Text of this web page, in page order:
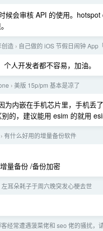
候会审核 API 的使用。
创造 › 自己做的 iOS 节假日闹钟 App
人开发者都不容易，加油。
› 美版 15p/pm 基本是凉了
内嵌在手机芯片里，手机丢
的，建议能用 esim 的就用
› 有什么好用的增量备份软件
量备份 /备份加密
左耳朵耗子于周六晚突发心梗去世
经常遭遇菠菜佬和 seo 佬的骚扰，